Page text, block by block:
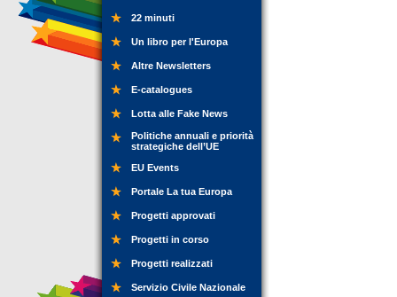
22 minuti
Un libro per l'Europa
Altre Newsletters
E-catalogues
Lotta alle Fake News
Politiche annuali e priorità
strategiche dell’UE
EU Events
Portale La tua Europa
Progetti approvati
Progetti in corso
Progetti realizzati
Servizio Civile Nazionale